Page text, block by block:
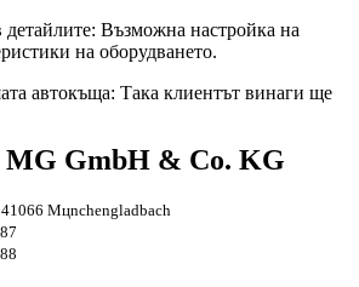
Възможна настройка на
на оборудването.
автокъща: Така клиентът винаги ще
MG GmbH & Co. KG
Mцnchengladbach